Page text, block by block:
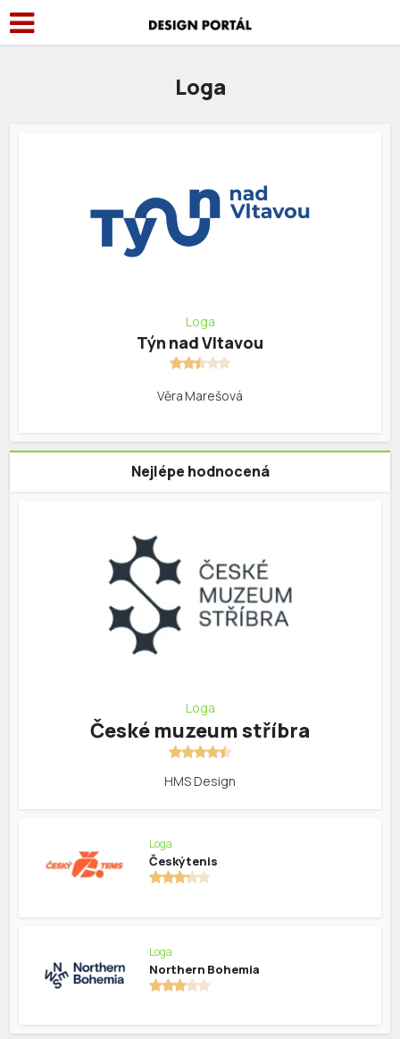
Loga
Loga
Týn nad Vltavou
Věra Marešová
Nejlépe hodnocená
Loga
České muzeum stříbra
HMS Design
Loga
Český tenis
Loga
Northern Bohemia